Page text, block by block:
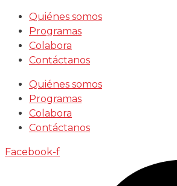
Saltar
contenido
Quiénes somos
Programas
Colabora
Contáctanos
Quiénes somos
Programas
Colabora
Contáctanos
Facebook-f